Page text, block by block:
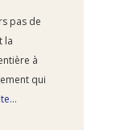
pas de
la
à
qui